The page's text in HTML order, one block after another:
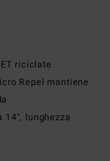
riciclate
Repel mantiene
lunghezza